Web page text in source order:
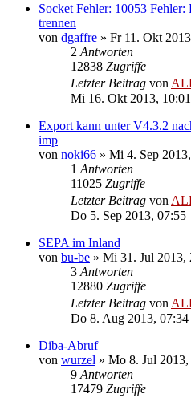
Socket Fehler: 10053
trennen
von dgaffre » Fr 11. Okt
2 Antworten
12838 Zugriffe
Letzter Beitrag von
Mi 16. Okt 2013, 10:01
Export kann unter V4.3.2
imp
von noki66 » Mi 4. Sep
1 Antworten
11025 Zugriffe
Letzter Beitrag von
Do 5. Sep 2013, 07:55
SEPA im Inland
von bu-be » Mi 31. Jul 2013,
3 Antworten
12880 Zugriffe
Letzter Beitrag von
Do 8. Aug 2013, 07:34
Diba-Abruf
von wurzel » Mo 8. Jul 2013,
9 Antworten
17479 Zugriffe